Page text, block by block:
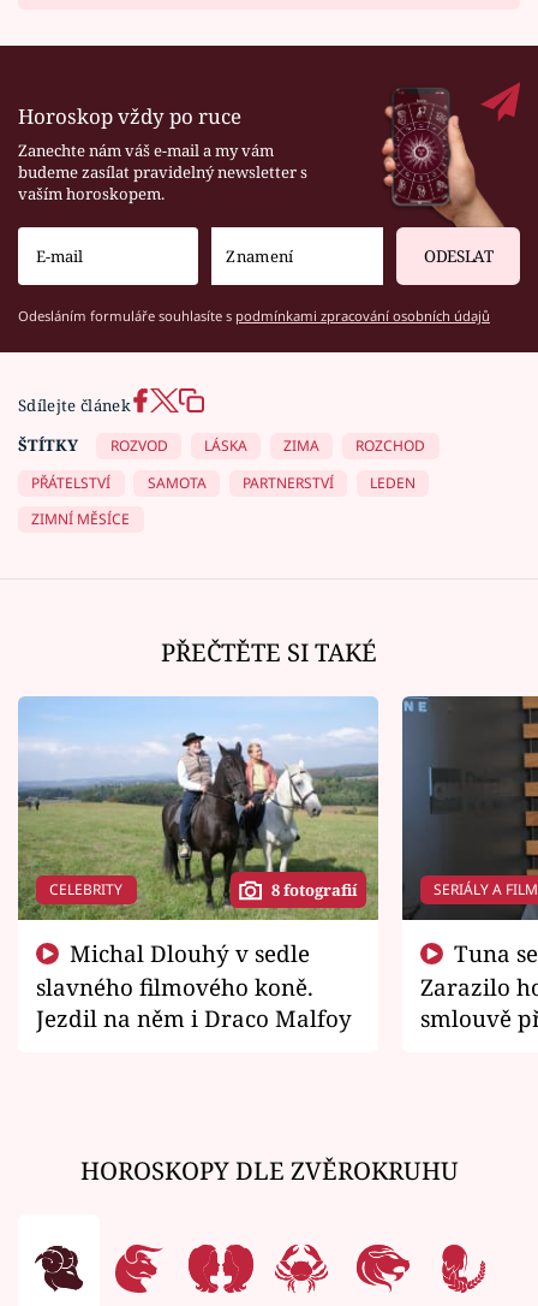
Horoskop vždy po ruce
Zanechte nám váš e-mail a my vám
budeme zasílat pravidelný newsletter s
vaším horoskopem.
ODESLAT
Odesláním formuláře souhlasíte s podmínkami zpracování osobních údajů
Sdílejte článek
ŠTÍTKY
ROZVOD LÁSKA ZIMA
ROZCHOD
PŘÁTELSTVÍ
SAMOTA PARTNERSTVÍ
LEDEN
ZIMNÍ MĚSÍCE
PŘEČTĚTE SI TAKÉ
CELEBRITY 8 fotografií
slavného filmového koně.
Jezdil na něm i Draco Malfoy
SERIÁLY A
Zarazilo
smlouvě
HOROSKOPY DLE ZVĚROKRUHU